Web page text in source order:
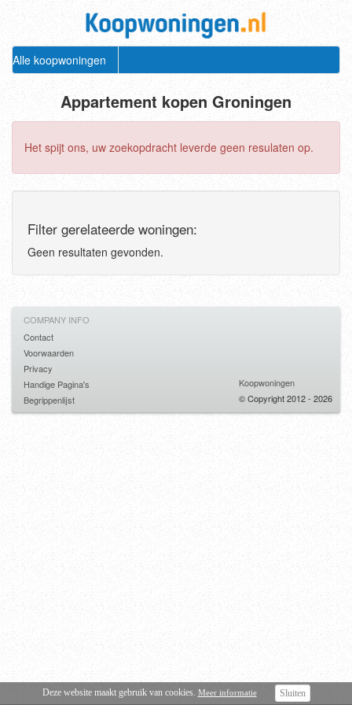
Alle koopwoningen
Appartement kopen Groningen
Het spijt ons, uw zoekopdracht leverde geen resulaten op.
Filter gerelateerde woningen:
Geen resultaten gevonden.
Deze website maakt gebruik van cookies. Meer informatie Sluiten
COMPANY INFO
Contact
Voorwaarden
Privacy
Handige Pagina's
Begrippenlijst
Koopwoningen
© Copyright 2012 - 2026